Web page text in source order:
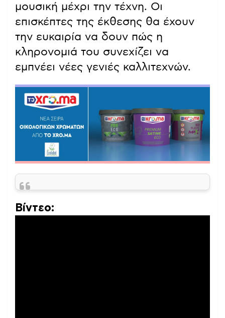
μουσική μέχρι την τέχνη. Οι
επισκέπτες της έκθεσης θα έχουν
την ευκαιρία να δουν πώς η
κληρονομιά του συνεχίζει να
εμπνέει νέες γενιές καλλιτεχνών.
Βίντεο: